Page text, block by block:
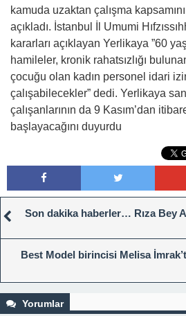
kamuda uzaktan çalışma
açıkladı. İstanbul İl Umumi
kararları açıklayan Yerlikaya ”60
hamileler, kronik rahatsızlığı
çocuğu olan kadın personel idari
çalışabilecekler” dedi. Yerlikaya
çalışanlarının da 9 Kasım’dan
başlayacağını duyurdu
Son dakika haberler… Rıza Bey
Best Model birincisi Melisa
Yorumlar